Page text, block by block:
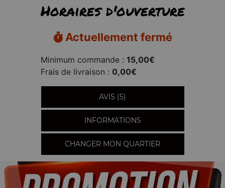
Horaires d'ouverture
Actuellement fermé
Minimum commande : 15,00€
Frais de livraison : 0,00€
AVIS (5)
INFORMATIONS
CHANGER MON QUARTIER